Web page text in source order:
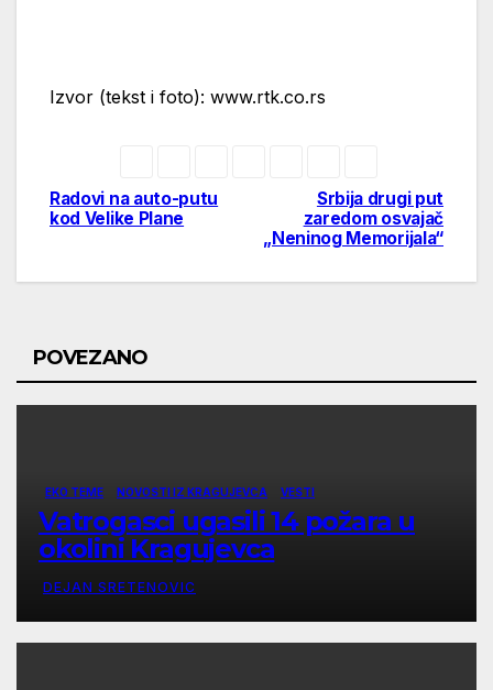
Izvor (tekst i foto): www.rtk.co.rs
Post
Srbija drugi put
zaredom osvajač
„Neninog Memorijala“
Radovi na auto-putu
kod Velike Plane
POVEZANO
EKO TEME NOVOSTI IZ KRAGUJEVCA VESTI
Vatrogasci ugasili 14 požara u
okolini Kragujevca
DEJAN SRETENOVIC